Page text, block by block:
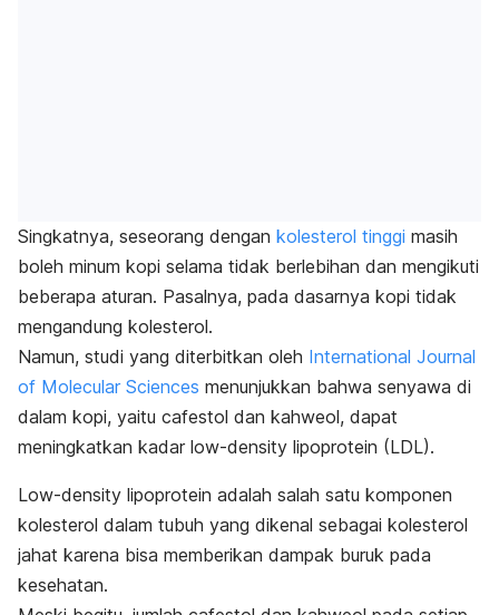
Singkatnya, seseorang dengan kolesterol tinggi masih
boleh minum kopi selama tidak berlebihan dan mengikuti
beberapa aturan. Pasalnya, pada dasarnya kopi tidak
mengandung kolesterol.
Namun, studi yang diterbitkan oleh International Journal
of Molecular Sciences menunjukkan bahwa senyawa di
dalam kopi, yaitu cafestol dan kahweol, dapat
meningkatkan kadar low-density lipoprotein (LDL).
Low-density lipoprotein adalah salah satu komponen
kolesterol dalam tubuh yang dikenal sebagai kolesterol
jahat karena bisa memberikan dampak buruk pada
kesehatan.